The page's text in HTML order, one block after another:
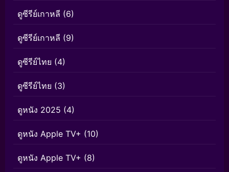
ดูซีรีย์เกาหลี (6)
ดูซีรีย์เกาหลี (9)
ดูซีรีย์ไทย (4)
ดูซีรีย์ไทย (3)
ดูหนัง 2025 (4)
ดูหนัง Apple TV+ (10)
ดูหนัง Apple TV+ (8)